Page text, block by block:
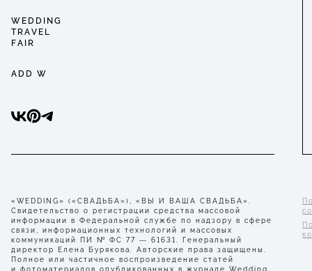
WEDDING
TRAVEL
FAIR
ADD W
«WEDDING» («СВАДЬБА»), «ВЫ И ВАША СВАДЬБА».
Свидетельство о регистрации средства массовой
информации в Федеральной службе по надзору в сфере
связи, информационных технологий и массовых
коммуникаций ПИ № ФС 77 — 61631. Генеральный
директор Елена Бурякова. Авторские права защищены.
Полное или частичное воспроизведение статей
и фотоматериалов опубликованных в журнале Wedding,